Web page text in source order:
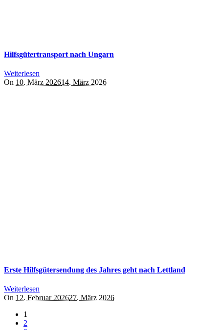
Hilfsgütertransport nach Ungarn
Weiterlesen
On 10. März 202614. März 2026
Erste Hilfsgütersendung des Jahres geht nach Lettland
Weiterlesen
On 12. Februar 202627. März 2026
1
2